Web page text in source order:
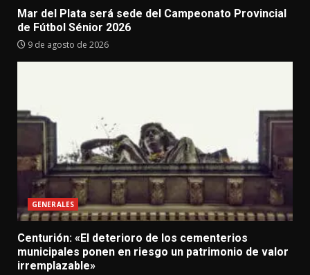
Mar del Plata será sede del Campeonato Provincial
de Fútbol Sénior 2026
9 de agosto de 2026
GENERALES
Centurión: «El deterioro de los cementerios
municipales ponen en riesgo un patrimonio de valor
irremplazable»